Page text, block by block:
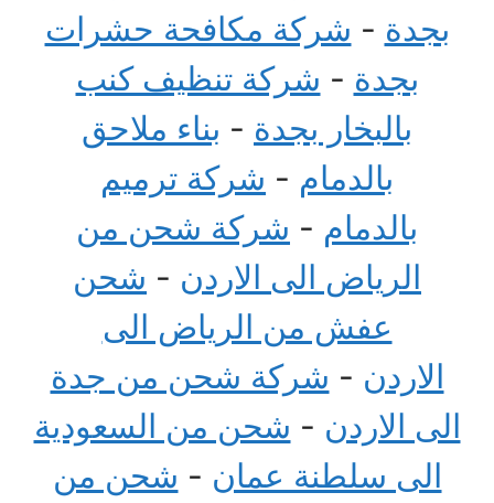
بجدة - شركة مكافحة حشرات
بجدة - شركة تنظيف كنب
بالبخار بجدة - بناء ملاحق
بالدمام - شركة ترميم
بالدمام - شركة شحن من
الرياض الى الاردن - شحن
عفش من الرياض الى
الاردن - شركة شحن من جدة
الى الاردن - شحن من السعودية
الى سلطنة عمان - شحن من